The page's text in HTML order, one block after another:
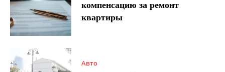
компенсацию за ремонт
квартиры
Авто